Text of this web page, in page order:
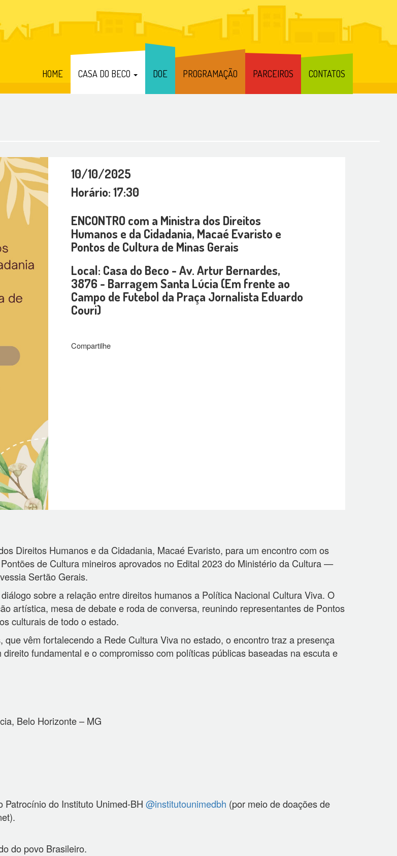
HOME CASA DO BECO DOE PROGRAMAÇÃO PARCEIROS CONTATOS
10/10/2025
Horário: 17:30
ENCONTRO com a Ministra dos Direitos
Humanos e da Cidadania, Macaé Evaristo e
Pontos de Cultura de Minas Gerais
Local: Casa do Beco - Av. Artur Bernardes,
3876 - Barragem Santa Lúcia (Em frente ao
Campo de Futebol da Praça Jornalista Eduardo
Couri)
Compartilhe
Direitos Humanos e da Cidadania, Macaé Evaristo, para um encontro com os
de Cultura mineiros aprovados no Edital 2023 do Ministério da Cultura —
Sertão Gerais.
sobre a relação entre direitos humanos a Política Nacional Cultura Viva. O
artística, mesa de debate e roda de conversa, reunindo representantes de Pontos
culturais de todo o estado.
vêm fortalecendo a Rede Cultura Viva no estado, o encontro traz a presença
fundamental e o compromisso com políticas públicas baseadas na escuta e
Belo Horizonte – MG
do Instituto Unimed-BH @institutounimedbh (por meio de doações de
do povo Brasileiro.